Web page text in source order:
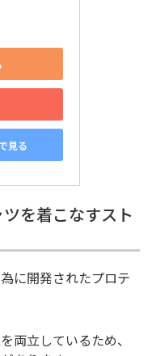
見る
を着こなすスト
に開発されたプロテ
両立しているため、